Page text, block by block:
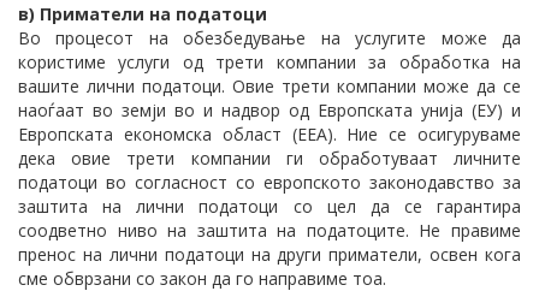
в) Приматели на податоци
Во процесот на обезбедување на услугите може да
користиме услуги од трети компании за обработка на
вашите лични податоци. Овие трети компании може да се
наоѓаат во земји во и надвор од Европската унија (ЕУ) и
Европската економска област (ЕЕА). Ние се осигуруваме
дека овие трети компании ги обработуваат личните
податоци во согласност со европското законодавство за
заштита на лични податоци со цел да се гарантира
соодветно ниво на заштита на податоците. Не правиме
пренос на лични податоци на други приматели, освен кога
сме обврзани со закон да го направиме тоа.